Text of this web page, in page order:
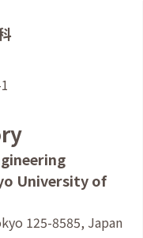
University of
125-8585, Japan